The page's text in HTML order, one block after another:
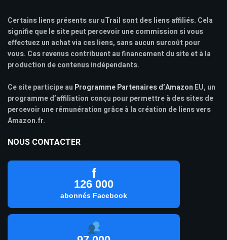
Certains liens présents sur uTrail sont des liens affiliés. Cela
signifie que le site peut percevoir une commission si vous
effectuez un achat via ces liens, sans aucun surcoût pour
vous. Ces revenus contribuent au financement du site et à la
production de contenus indépendants.
Ce site participe au Programme Partenaires d’Amazon EU, un
programme d’affiliation conçu pour permettre à des sites de
percevoir une rémunération grâce à la création de liens vers
Amazon.fr.
NOUS CONTACTER
f
126 000
abonnés Facebook